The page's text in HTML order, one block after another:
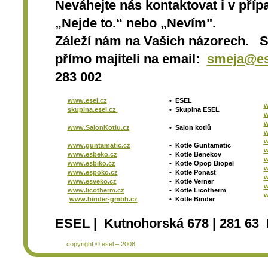
Neváhejte nás kontaktovat i v
„Nejde to.“ nebo „Nevím".
Záleží nám na Vašich názorech.
přímo majiteli na email:
283 002
www.esel.cz
skupina.esel.cz
www.SalonKotlu.cz
www.guntamatic.cz
www.esbeko.cz
www.esbiko.cz
www.espoko.cz
www.esveko.cz
www.licotherm.cz
www.binder-gmbh.cz
• ESEL
• Skupina ESEL
• Salon kotlů
• Kotle Guntamatic
• Kotle Benekov
• Kotle Opop Biopel
• Kotle Ponast
• Kotle Verner
• Kotle Licotherm
• Kotle Binder
ESEL | Kutnohorská 678 | 281
copyright © esel – 2008